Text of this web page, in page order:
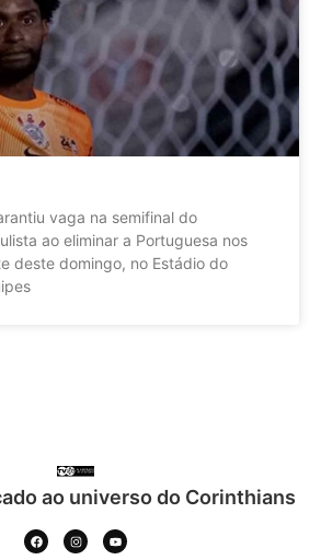
vaga na semifinal do
ao eliminar a Portuguesa nos
deste domingo, no Estádio do
ao universo do Corinthians